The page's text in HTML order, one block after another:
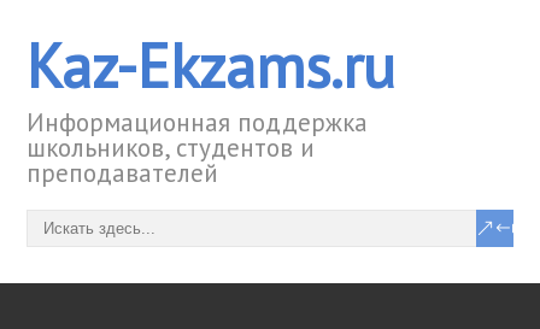
Kaz-Ekzams.ru
Информационная поддержка
школьников, студентов и
преподавателей